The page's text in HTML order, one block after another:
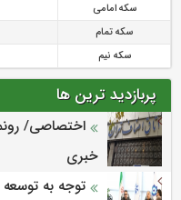
سکه امامی
سکه تمام
سکه نیم
پربازدید ترین ها
اختصاصی/
خبری
توجه به